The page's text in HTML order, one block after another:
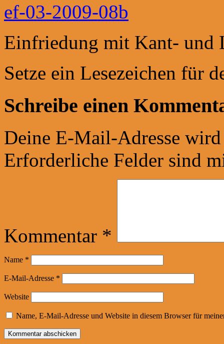
ef-03-2009-08b
Einfriedung mit Kant- und
Setze ein Lesezeichen für
Schreibe einen
Deine E-Mail-Adresse
Erforderliche Felder sind
Kommentar *
Name *
E-Mail-Adresse *
Website
Name, E-Mail-Adresse und Website in diesem Browser für